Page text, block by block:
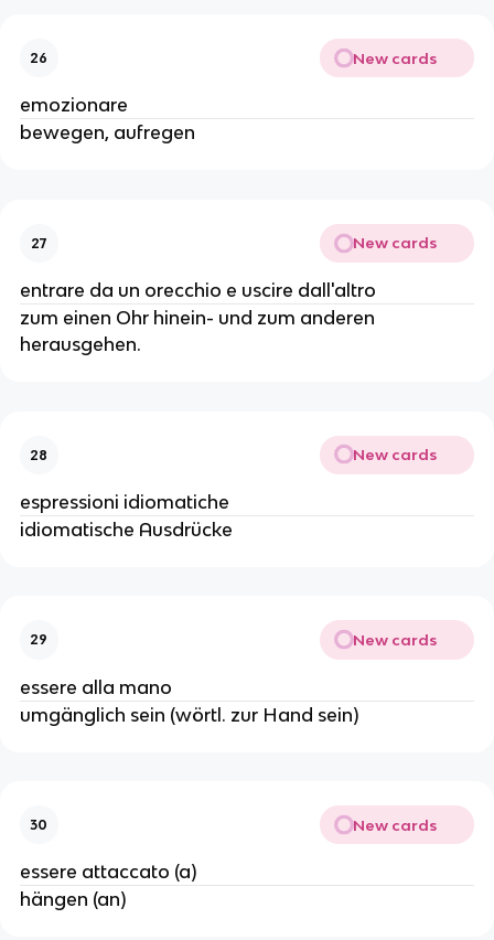
26 New cards
emozionare
bewegen, aufregen
27 New cards
entrare da un orecchio e uscire dall'altro
zum einen Ohr hinein- und zum anderen
herausgehen.
28 New cards
espressioni idiomatiche
idiomatische Ausdrücke
29 New cards
essere alla mano
umgänglich sein (wörtl. zur Hand sein)
30 New cards
essere attaccato (a)
hängen (an)